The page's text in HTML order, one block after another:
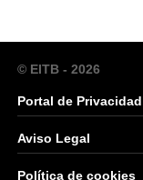
© EITB - 2026
Portal de Privacidad
Aviso Legal
Política de cookies